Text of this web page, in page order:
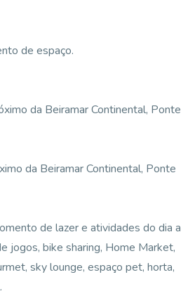
de espaço.
da Beiramar Continental, Ponte
da Beiramar Continental, Ponte
de lazer e atividades do dia a
jogos, bike sharing, Home Market,
sky lounge, espaço pet, horta,